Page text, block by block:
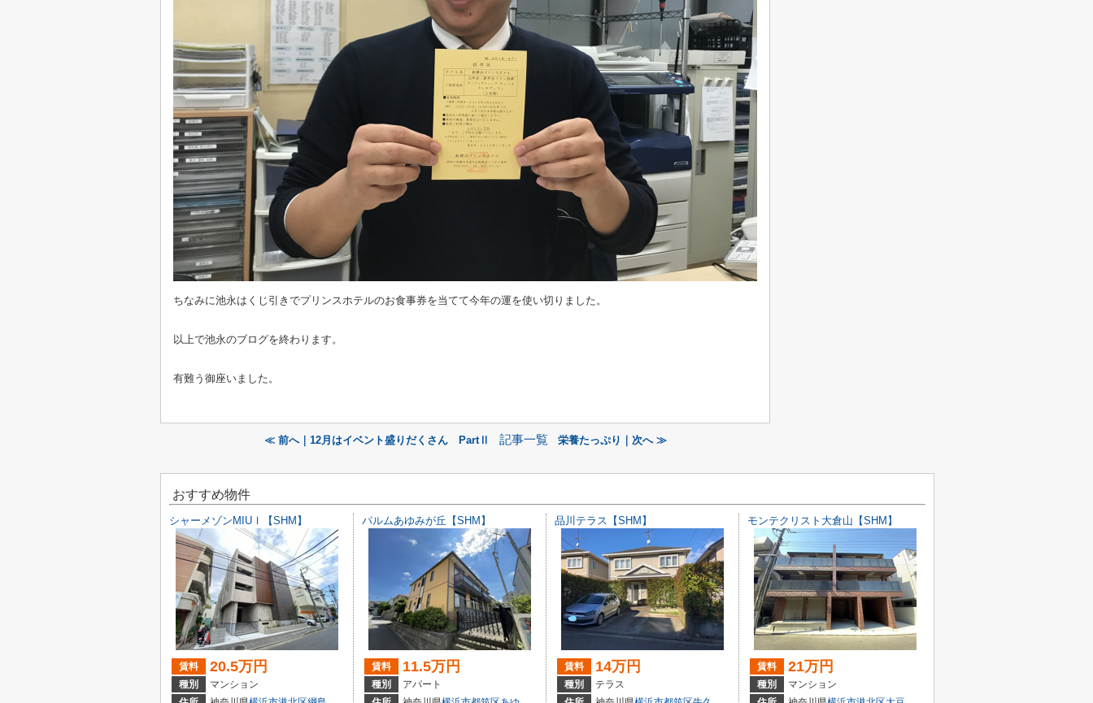
ちなみに池永はくじ引きでプリンスホテルのお食事券を当てて今年の運を使い切りました。
以上で池永のブログを終わります。
有難う御座いました。
≪ 前へ｜12月はイベント盛りだくさん PartⅡ 記事一覧 栄養たっぷり｜次へ ≫
おすすめ物件
シャーメゾンMIUⅠ【SHM】
賃料 20.5万円
種別
マンション
パルムあゆみが丘【SHM】
賃料 11.5万円
種別
アパート
品川テラス【SHM】
賃料 14万円
種別
テラス
モンテクリスト大倉山【SHM】
賃料 21万円
種別
マンション